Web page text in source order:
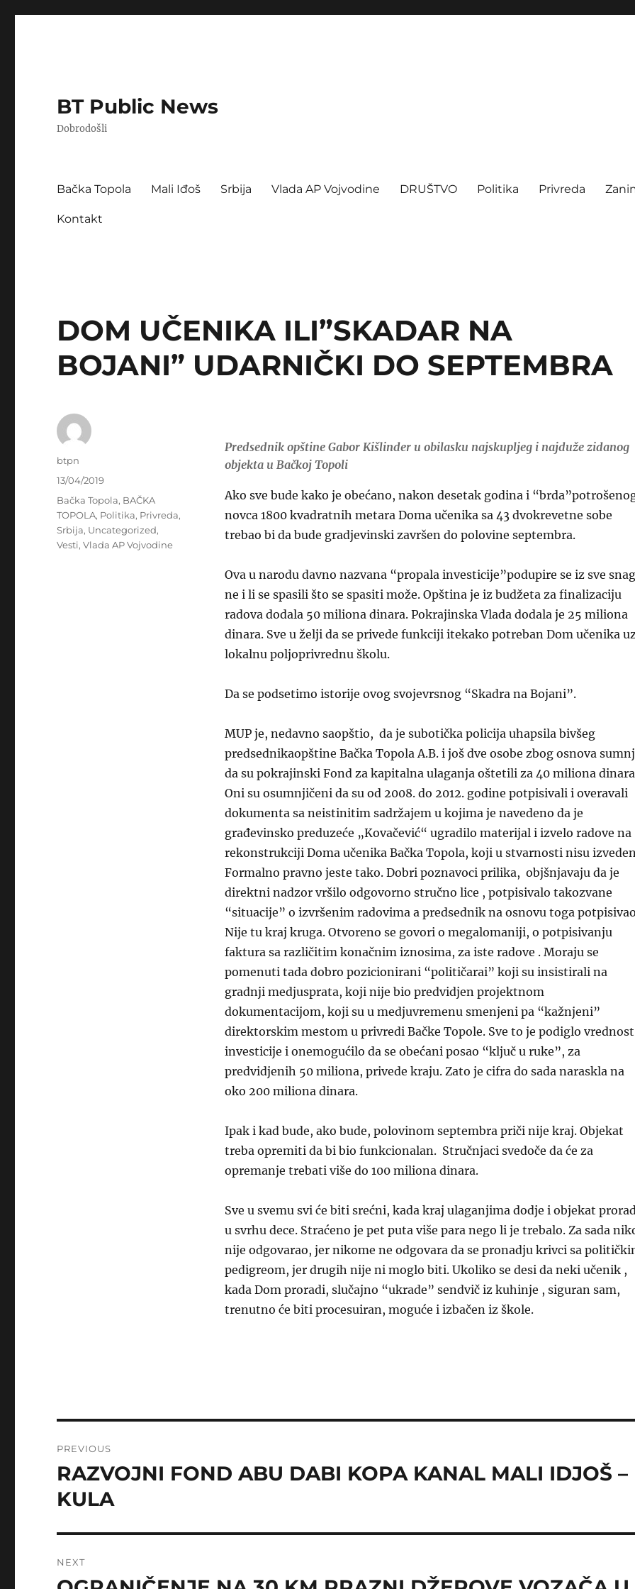
BT Public News
Dobrodošli
Bačka Topola Mali Iđoš Srbija Vlada AP Vojvodine DRUŠTVO Politika Privreda
Kontakt
DOM UČENIKA ILI”SKADAR NA
BOJANI” UDARNIČKI DO SEPTEMBRA
Predsednik opštine Gabor Kišlinder u obilasku najskupljeg i najduže zidanog
objekta u Bačkoj Topoli
Ako sve bude kako je obećano, nakon desetak godina i
novca 1800 kvadratnih metara Doma učenika sa 43 dvokrevetne sobe
trebao bi da bude gradjevinski završen do polovine septembra.
Ova u narodu davno nazvana “propala investicije”podupire se iz sve
ne i li se spasili što se spasiti može. Opština je iz budžeta za finalizaciju
radova dodala 50 miliona dinara. Pokrajinska Vlada dodala je 25 miliona
dinara. Sve u želji da se privede funkciji itekako potreban Dom učenika
lokalnu poljoprivrednu školu.
Da se podsetimo istorije ovog svojevrsnog “Skadra na Bojani”.
MUP je, nedavno saopštio, da je subotička policija uhapsila bivšeg
predsednikaopštine Bačka Topola A.B. i još dve osobe zbog osnova
da su pokrajinski Fond za kapitalna ulaganja oštetili za 40 miliona
Oni su osumnjičeni da su od 2008. do 2012. godine potpisivali i overavali
dokumenta sa neistinitim sadržajem u kojima je navedeno da je
građevinsko preduzeće „Kovačević“ ugradilo materijal i izvelo radove na
rekonstrukciji Doma učenika Bačka Topola, koji u stvarnosti nisu
Formalno pravno jeste tako. Dobri poznavoci prilika, objšnjavaju da je
direktni nadzor vršilo odgovorno stručno lice , potpisivalo takozvane
“situacije” o izvršenim radovima a predsednik na osnovu toga
Nije tu kraj kruga. Otvoreno se govori o megalomaniji, o potpisivanju
faktura sa različitim konačnim iznosima, za iste radove . Moraju se
pomenuti tada dobro pozicionirani “političarai” koji su insistirali na
gradnji medjusprata, koji nije bio predvidjen projektnom
dokumentacijom, koji su u medjuvremenu smenjeni pa “kažnjeni”
direktorskim mestom u privredi Bačke Topole. Sve to je podiglo vrednost
investicije i onemogućilo da se obećani posao “ključ u ruke”, za
predvidjenih 50 miliona, privede kraju. Zato je cifra do sada naraskla na
oko 200 miliona dinara.
Ipak i kad bude, ako bude, polovinom septembra priči nije kraj. Objekat
treba opremiti da bi bio funkcionalan. Stručnjaci svedoče da će za
opremanje trebati više do 100 miliona dinara.
Sve u svemu svi će biti srećni, kada kraj ulaganjima dodje i objekat
u svrhu dece. Straćeno je pet puta više para nego li je trebalo. Za sada
nije odgovarao, jer nikome ne odgovara da se pronadju krivci sa
pedigreom, jer drugih nije ni moglo biti. Ukoliko se desi da neki učenik ,
kada Dom proradi, slučajno “ukrade” sendvič iz kuhinje , siguran sam,
trenutno će biti procesuiran, moguće i izbačen iz škole.
Author
btpn
Posted
13/04/2019
Categories
Bačka Topola, BAČKA
TOPOLA, Politika, Privreda,
Srbija, Uncategorized,
Vesti,Vlada AP Vojvodine
navigation
PREVIOUS
Previous
post:
RAZVOJNI FOND ABU DABI KOPA KANAL MALI IDJOŠ –
KULA
NEXT
Next